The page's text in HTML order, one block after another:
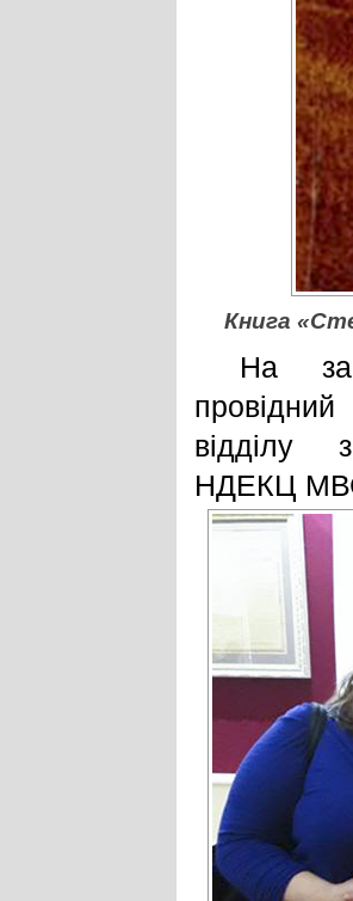
Книга
На
провідний
відділу
НДЕКЦ